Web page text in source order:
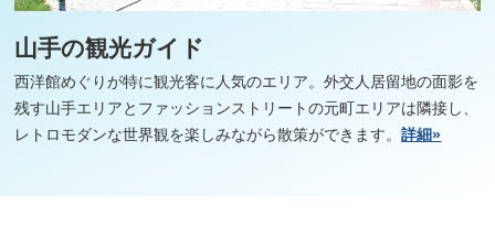
山手の観光ガイド
西洋館めぐりが特に観光客に人気のエリア。外交人居留地の面影を
残す山手エリアとファッションストリートの元町エリアは隣接し、
レトロモダンな世界観を楽しみながら散策ができます。詳細»